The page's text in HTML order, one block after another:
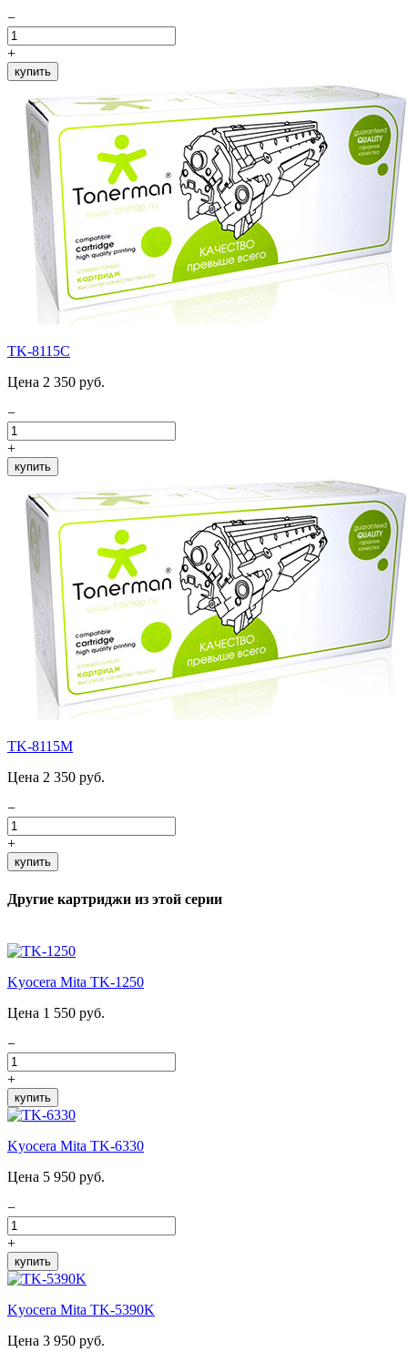
−
+
купить
TK-8115C
Цена 2 350 руб.
−
+
купить
TK-8115M
Цена 2 350 руб.
−
+
купить
Другие картриджи из этой серии
Kyocera Mita TK-1250
Цена 1 550 руб.
−
+
купить
Kyocera Mita TK-6330
Цена 5 950 руб.
−
+
купить
Kyocera Mita TK-5390K
Цена 3 950 руб.